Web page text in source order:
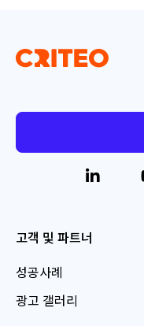
고객 및 파트너
성공사례
광고 갤러리